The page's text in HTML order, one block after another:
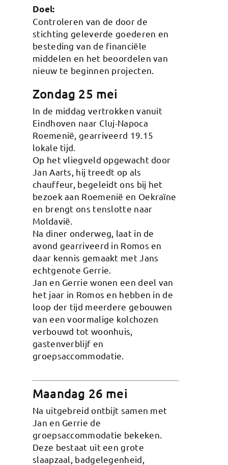
Doel:
Controleren van de door de
stichting geleverde goederen en
besteding van de financiële
middelen en het beoordelen van
nieuw te beginnen projecten.
Zondag 25 mei
In de middag vertrokken vanuit
Eindhoven naar Cluj-Napoca
Roemenië, gearriveerd 19.15
lokale tijd.
Op het vliegveld opgewacht door
Jan Aarts, hij treedt op als
chauffeur, begeleidt ons bij het
bezoek aan Roemenië en Oekraïne
en brengt ons tenslotte naar
Moldavië.
Na diner onderweg, laat in de
avond gearriveerd in Romos en
daar kennis gemaakt met Jans
echtgenote Gerrie.
Jan en Gerrie wonen een deel van
het jaar in Romos en hebben in de
loop der tijd meerdere gebouwen
van een voormalige kolchozen
verbouwd tot woonhuis,
gastenverblijf en
groepsaccommodatie.
Maandag 26 mei
Na uitgebreid ontbijt samen met
Jan en Gerrie de
groepsaccommodatie bekeken.
Deze bestaat uit een grote
slaapzaal, badgelegenheid,